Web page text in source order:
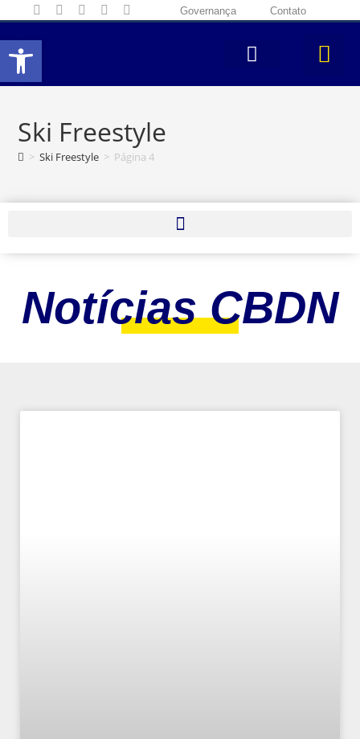
Abrir a barra de ferramentas
Governança Contato
Ski Freestyle
> Ski Freestyle > Página 4
Notícias CBDN